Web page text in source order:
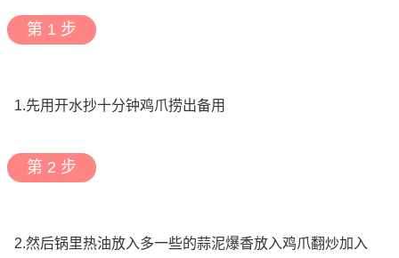
第 1 步
1.先用开水抄十分钟鸡爪捞出备用
第 2 步
2.然后锅里热油放入多一些的蒜泥爆香放入鸡爪翻炒加入